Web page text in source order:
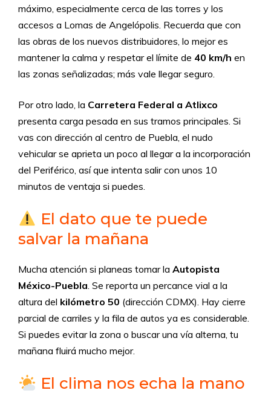
máximo, especialmente cerca de las torres y los
accesos a Lomas de Angelópolis. Recuerda que con
las obras de los nuevos distribuidores, lo mejor es
mantener la calma y respetar el límite de 40 km/h en
las zonas señalizadas; más vale llegar seguro.
Por otro lado, la Carretera Federal a Atlixco
presenta carga pesada en sus tramos principales. Si
vas con dirección al centro de Puebla, el nudo
vehicular se aprieta un poco al llegar a la incorporación
del Periférico, así que intenta salir con unos 10
minutos de ventaja si puedes.
El dato que te puede
salvar la mañana
Mucha atención si planeas tomar la Autopista
México-Puebla. Se reporta un percance vial a la
altura del kilómetro 50 (dirección CDMX). Hay cierre
parcial de carriles y la fila de autos ya es considerable.
Si puedes evitar la zona o buscar una vía alterna, tu
mañana fluirá mucho mejor.
El clima nos echa la mano